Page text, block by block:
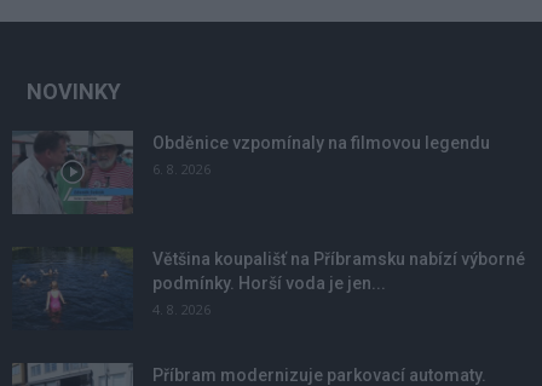
NOVINKY
Obděnice vzpomínaly na filmovou legendu
6. 8. 2026
Většina koupališť na Příbramsku nabízí výborné
podmínky. Horší voda je jen...
4. 8. 2026
Příbram modernizuje parkovací automaty.